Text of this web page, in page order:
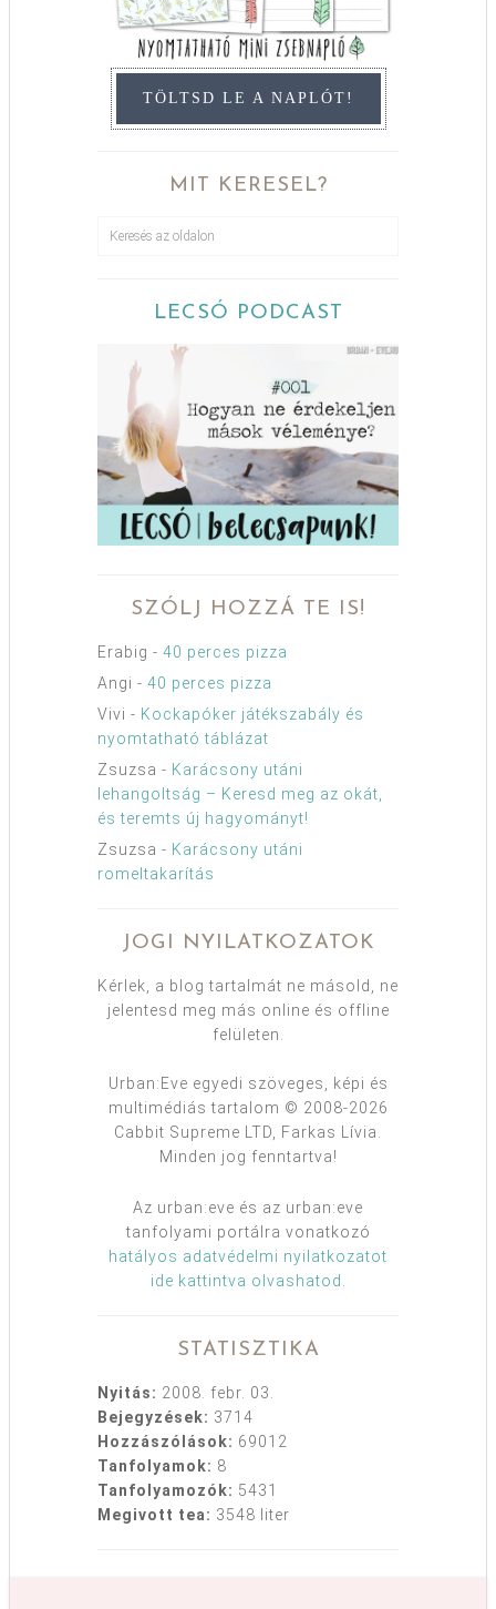
TÖLTSD LE A NAPLÓT!
MIT KERESEL?
LECSÓ PODCAST
SZÓLJ HOZZÁ TE IS!
Erabig - 40 perces pizza
Angi - 40 perces pizza
Vivi - Kockapóker játékszabály és
nyomtatható táblázat
Zsuzsa - Karácsony utáni
lehangoltság – Keresd meg az okát,
és teremts új hagyományt!
Zsuzsa - Karácsony utáni
romeltakarítás
JOGI NYILATKOZATOK
Kérlek, a blog tartalmát ne másold, ne
jelentesd meg más online és offline
felületen.
Urban:Eve egyedi szöveges, képi és
multimédiás tartalom © 2008-2026
Cabbit Supreme LTD, Farkas Lívia.
Minden jog fenntartva!
Az urban:eve és az urban:eve
tanfolyami portálra vonatkozó
hatályos adatvédelmi nyilatkozatot
ide kattintva olvashatod
STATISZTIKA
Nyitás: 2008. febr. 03.
Bejegyzések: 3714
Hozzászólások: 69012
Tanfolyamok: 8
Tanfolyamozók: 5431
Megivott tea: 3548 liter